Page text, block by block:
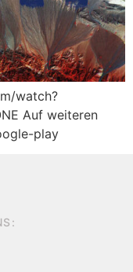
watch?
Auf weiteren
play